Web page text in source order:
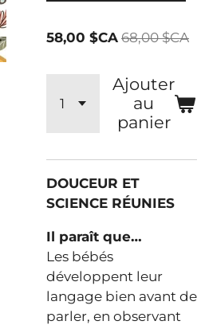
58,00 $CA 68,00 $CA
Ajouter
au
panier
DOUCEUR ET
SCIENCE RÉUNIES
Il paraît que…
Les bébés
développent leur
langage bien avant de
parler, en observant